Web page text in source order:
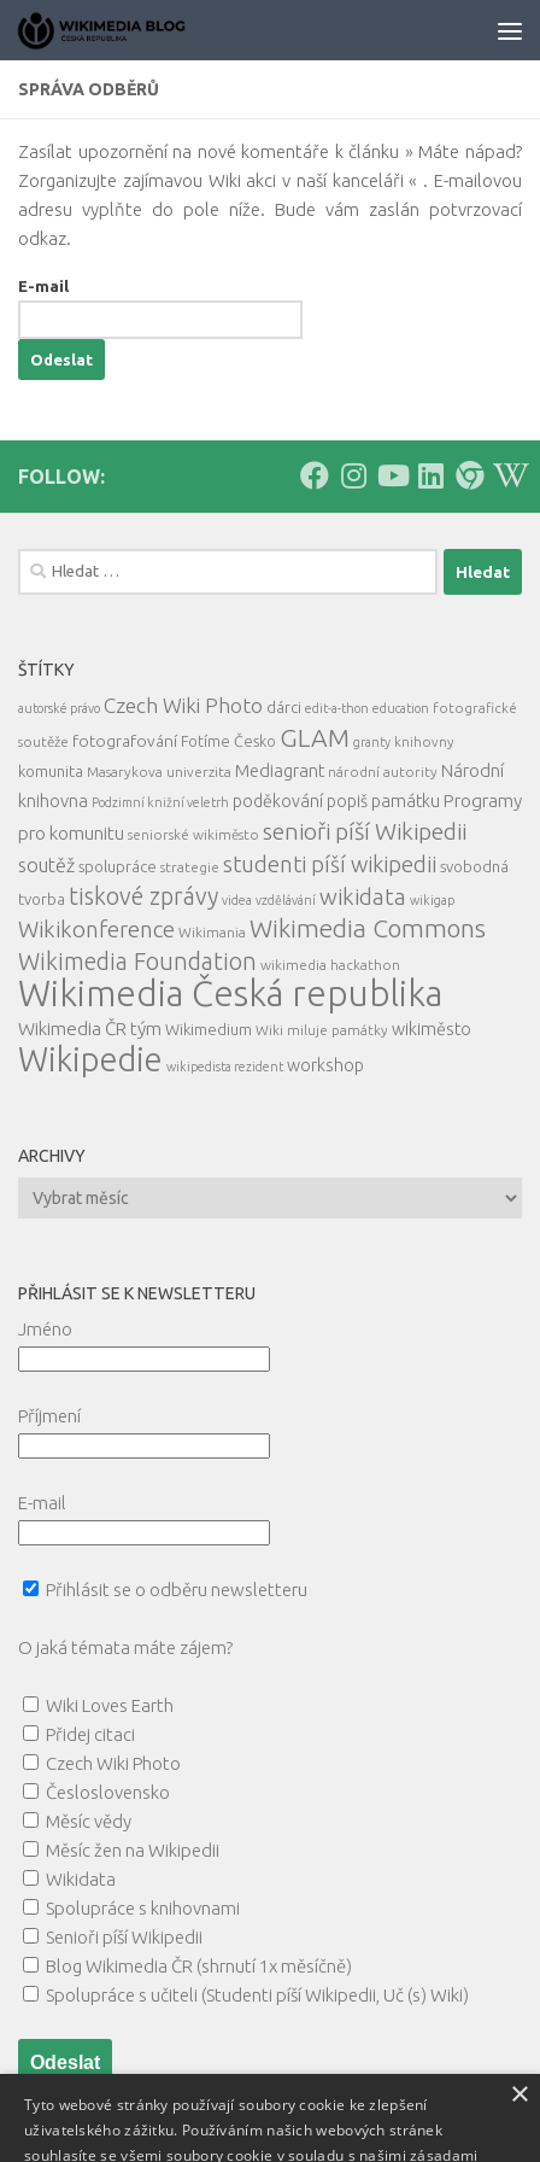
Skip to content
SPRÁVA ODBĚRŮ
Zasílat upozornění na nové komentáře k článku » Máte nápad?
Zorganizujte zajímavou Wiki akci v naší kanceláři « . E-mailovou
adresu vyplňte do pole níže. Bude vám zaslán potvrzovací
odkaz.
E-mail
FOLLOW:
Vyhledávání
ŠTÍTKY
autorské právo Czech Wiki Photo dárci edit-a-thon education fotografické
soutěže fotografování Fotíme Česko GLAM granty knihovny
komunita Masarykova univerzita Mediagrant národní autority Národní
knihovna Podzimní knižní veletrh poděkování popiš památku Programy
pro komunitu seniorské wikiměsto senioři píší Wikipedii
soutěž spolupráce strategie studenti píší wikipedii svobodná
tvorba tiskové zprávy videa vzdělávání wikidata wikigap
Wikikonference Wikimania Wikimedia Commons
Wikimedia Foundation wikimedia hackathon
Wikimedia Česká republika
Wikimedia ČR tým Wikimedium Wiki miluje památky wikiměsto
Wikipedie wikipedista rezident workshop
ARCHIVY
Archivy
PŘIHLÁSIT SE K NEWSLETTERU
Jméno
Příjmení
E-mail
Přihlásit se o odběru newsletteru
O jaká témata máte zájem?
Wiki Loves Earth
Přidej citaci
Czech Wiki Photo
Česloslovensko
Měsíc vědy
Měsíc žen na Wikipedii
Wikidata
Spolupráce s knihovnami
Senioři píší Wikipedii
Blog Wikimedia ČR (shrnutí 1x měsíčně)
Spolupráce s učiteli (Studenti píší Wikipedii, Uč (s) Wiki)
×
Tyto webové stránky používají soubory cookie ke zlepšení
uživatelského zážitku. Používáním našich webových stránek
souhlasíte se všemi soubory cookie v souladu s našimi zásadami